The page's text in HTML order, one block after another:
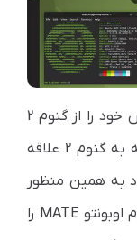
اوبونتو دسکتاپ پیش‌فرض خود را از گنوم 2
تغییر داد. بسیاری از کاربران که به گنوم 2 علاقه
به همین منظور
اوبونتوMATE را